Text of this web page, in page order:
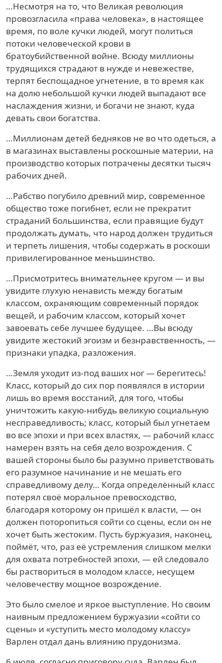
…Несмотря на то, что Великая революция
провозгласила «права человека», в настоящее
время, по воле кучки людей, могут политься
потоки человеческой крови в
братоубийственной войне. Всюду миллионы
трудящихся страдают в нужде и невежестве,
терпят беспощадное угнетение, в то время как
на долю небольшой кучки людей выпадают все
наслаждения жизни, и богачи не знают, куда
девать свои богатства.
…Миллионам детей бедняков не во что одеться, а
в магазинах выставлены роскошные материи, на
производство которых потрачены десятки тысяч
рабочих дней.
…Рабство погубило древний мир, современное
общество тоже погибнет, если не прекратит
страданий большинства, если правящие будут
продолжать думать, что народ должен трудиться
и терпеть лишения, чтобы содержать в роскоши
привилегированное меньшинство.
…Присмотритесь внимательнее кругом — и вы
увидите глухую ненависть между богатым
классом, охраняющим современный порядок
вещей, и рабочим классом, который хочет
завоевать себе лучшее будущее. …Вы всюду
увидите жестокий эгоизм и безнравственность, —
признаки упадка, разложения.
…Земля уходит из-под ваших ног — берегитесь!
Класс, который до сих пор появлялся в истории
лишь во время восстаний, для того, чтобы
уничтожить какую-нибудь великую социальную
несправедливость; класс, который был угнетаем
во все эпохи и при всех властях, — рабочий класс
намерен взять на себя дело возрождения. С
вашей стороны было бы разумно приветствовать
его разумное начинание и не мешать его
справедливому делу… Когда определённый класс
потерял своё моральное превосходство,
благодаря которому он пришёл к власти, — он
должен поторопиться сойти со сцены, если он не
хочет быть жестоким. Пусть буржуазия, наконец,
поймёт, что, раз её устремления слишком мелки
для охвата потребностей эпохи, — ей следовало
бы раствориться в молодом классе, несущем
человечеству мощное возрождение.
Это было смелое и яркое выступление. Но своим
наивным предложением буржуазии «сойти со
сцены» и «уступить место молодому классу»
Варлен отдал дань влиянию прудонизма.